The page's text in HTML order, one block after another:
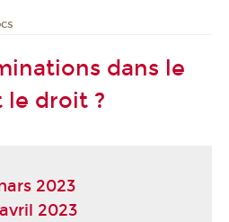
dans le
le droit ?
2023
2023